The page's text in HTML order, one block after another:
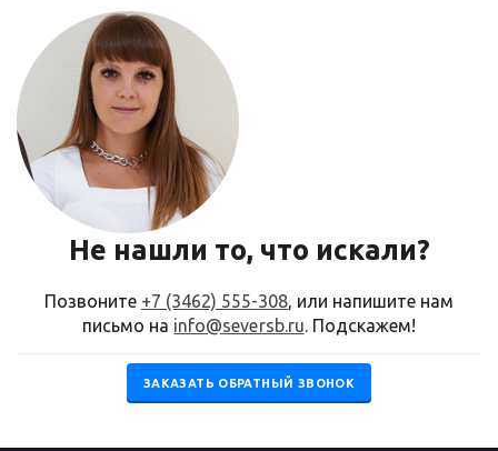
Не нашли то, что искали?
Позвоните +7 (3462) 555-308, или напишите нам
письмо на info@seversb.ru. Подскажем!
ЗАКАЗАТЬ ОБРАТНЫЙ ЗВОНОК